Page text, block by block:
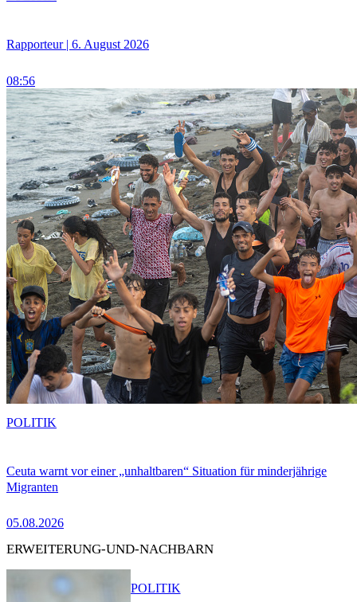
Rapporteur | 6. August 2026
08:56
Ceuta warnt vor einer „unhaltbaren“ Situation für minderjährige
Migranten
05.08.2026
POLITIK
ERWEITERUNG-UND-NACHBARN
POLITIK